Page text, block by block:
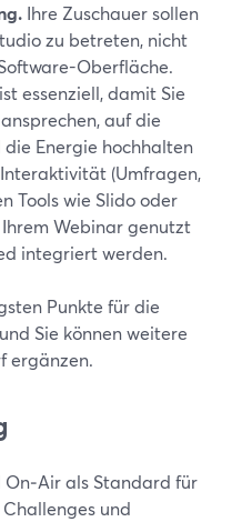
Ihre Zuschauer sollen
zu betreten, nicht
Oberfläche.
essenziell, damit Sie
auf die
Energie hochhalten
(Umfragen,
Tools wie Slido oder
Webinar genutzt
integriert werden.
Punkte für die
Sie können weitere
ergänzen.
als Standard für
und